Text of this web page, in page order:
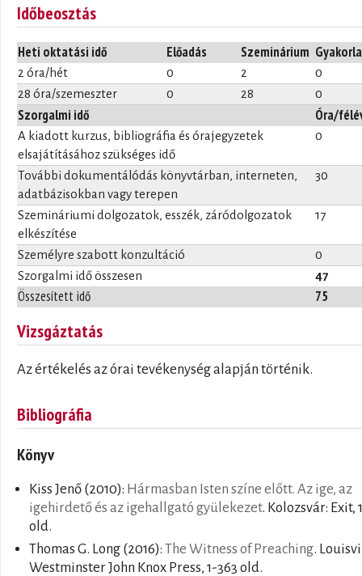
Időbeosztás
Heti oktatási idő Előadás Szeminárium
2 óra/hét 0 2
0
28 óra/szemeszter
0 28 0
Szorgalmi idő Óra/
Összesített idő 75
A kiadott kurzus, bibliográfia és órajegyzetek
elsajátításához szükséges idő
0
További dokumentálódás könyvtárban, interneten,
adatbázisokban vagy terepen
30
Szemináriumi dolgozatok, esszék, záródolgozatok
elkészítése
17
Személyre szabott konzultáció
0
Szorgalmi idő összesen
47
Vizsgáztatás
Az értékelés az órai tevékenység alapján történik.
Bibliográfia
Könyv
Kiss Jenő (2010): Hármasban Isten színe előtt. Az ige, az
igehirdető és az igehallgató gyülekezet. Kolozsvár: Exit,
old.
Thomas G. Long (2016): The Witness of Preaching.
Westminster John Knox Press, 1-363 old.